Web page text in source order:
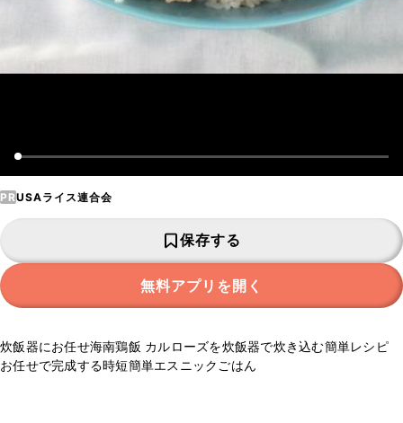
PRUSAライス連合会
保存する
無料アプリを開く
炊飯器にお任せ海南鶏飯 カルローズを炊飯器で炊き込む簡単レシピ
お任せで完成する時短簡単エスニックごはん